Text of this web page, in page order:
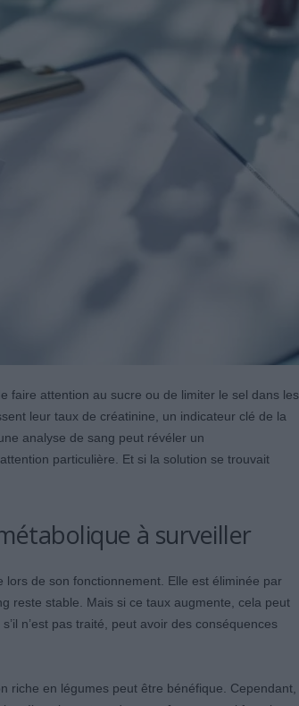
faire attention au sucre ou de limiter le sel dans les
leur taux de créatinine, un indicateur clé de la
analyse de sang peut révéler un
particulière. Et si la solution se trouvait
à surveiller
de son fonctionnement. Elle est éliminée par
reste stable. Mais si ce taux augmente, cela peut
n’est pas traité, peut avoir des conséquences
riche en légumes peut être bénéfique. Cependant,